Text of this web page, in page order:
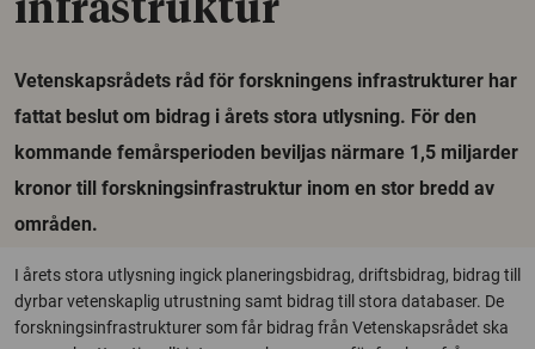
infrastruktur
Vetenskapsrådets råd för forskningens infrastrukturer har
fattat beslut om bidrag i årets stora utlysning. För den
kommande femårsperioden beviljas närmare 1,5 miljarder
kronor till forskningsinfrastruktur inom en stor bredd av
områden.
I årets stora utlysning ingick planeringsbidrag, driftsbidrag, bidrag till
dyrbar vetenskaplig utrustning samt bidrag till stora databaser. De
forskningsinfrastrukturer som får bidrag från Vetenskapsrådet ska